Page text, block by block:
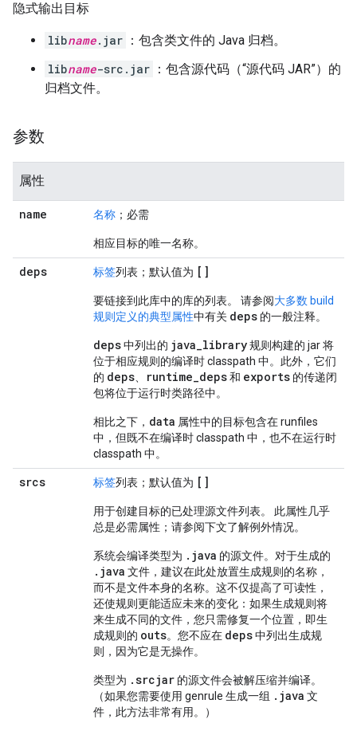
隐式输出目标
libname.jar ：包含类文件的 Java 归档。
libname-src.jar ：包含源代码（“源代码 JAR”）的
归档文件。
参数
属性
name 名称 ；必需
相应目标的唯一名称。
deps 标签列表；默认值为 []
要链接到此库中的库的列表。 请参阅大多数 build
规则定义的典型属性中有关 deps 的一般注释。
deps中列出的 java_library规则构建的 jar 将
位于相应规则的编译时 classpath 中。此外，它们
的 deps runtime_deps和 exports 的传递闭
包将位于运行时类路径中。
相比之下， data 属性中的目标包含在 runfiles
中，但既不在编译时 classpath 中，也不在运行时
classpath 中。
srcs 标签列表；默认值为 []
用于创建目标的已处理源文件列表。 此属性几乎
总是必需属性；请参阅下文了解例外情况。
系统会编译类型为 .java 的源文件。对于生成的
.java 文件，建议在此处放置生成规则的名称，
而不是文件本身的名称。这不仅提高了可读性，
还使规则更能适应未来的变化：如果生成规则将
来生成不同的文件，您只需修复一个位置，即生
成规则的 outs。您不应在 deps中列出生成规
则，因为它是无操作。
类型为 .srcjar 的源文件会被解压缩并编译。
（如果您需要使用 genrule 生成一组 .java 文
件，此方法非常有用。）